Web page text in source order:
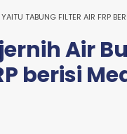
TABUNG FILTER AIR FRP
Air
berisi